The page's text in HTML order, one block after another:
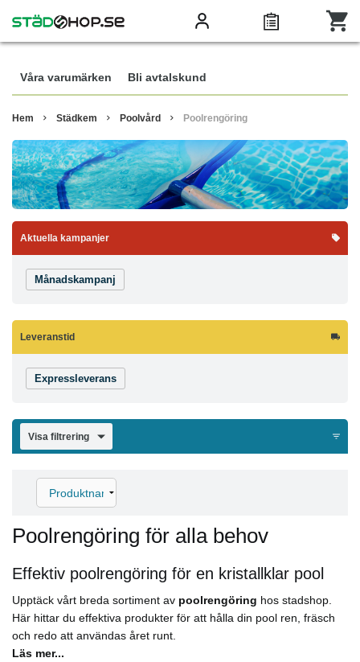
Våra varumärken Bli avtalskund
Hem Städkem Poolvård Poolrengöring
Aktuella kampanjer
Månadskampanj
Leveranstid
Expressleverans
Visa filtrering
Poolrengöring för alla behov
Effektiv poolrengöring för en kristallklar pool
Upptäck vårt breda sortiment av poolrengöring hos stadshop.
Här hittar du effektiva produkter för att hålla din pool ren, fräsch
och redo att användas året runt.
Läs mer...